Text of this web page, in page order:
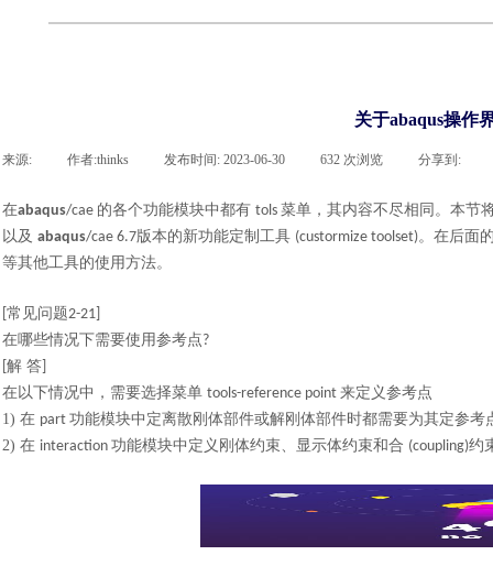
关于abaqus操作
来源: 作者:thinks 发布时间: 2023-06-30 632 次浏览 分享到:
在abaqus/cae 的各个功能模块中都有 tols 菜单，其内容不尽相同。本节
以及 abaqus/cae 6.7版本的新功能定制工具 (custormize toolset)。在后面
等其他工具的使用方法。
常见问题2-21]
在哪些情况下需要使用参考点?
解 答
在以下情况中，需要选择菜单 tools-reference point 来定义参考点
1) 在 part 功能模块中定离散刚体部件或解刚体部件时都需要为其定参考
2) 在 interaction 功能模块中定义刚体约束、显示体约束和合 (coupling)约